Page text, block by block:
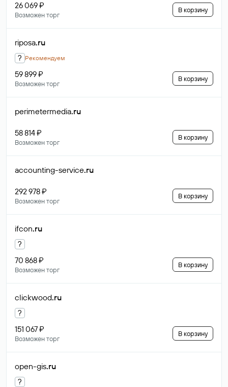
26 069 ₽
Возможен торг
В корзину
riposa.ru
? Рекомендуем
59 899 ₽
Возможен торг
В корзину
perimetermedia.ru
58 814 ₽
Возможен торг
В корзину
accounting-service.ru
292 978 ₽
Возможен торг
В корзину
ifcon.ru
?
70 868 ₽
Возможен торг
В корзину
clickwood.ru
?
151 067 ₽
Возможен торг
В корзину
open-gis.ru
?